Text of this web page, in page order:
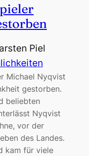
Piel
Michael Nyqvist
gestorben.
beliebten
Nyqvist
vor der
des Landes.
kam für viele